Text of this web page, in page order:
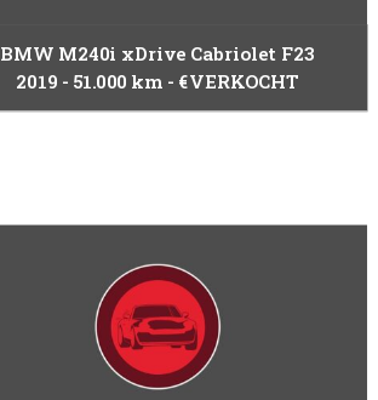
BMW M240i xDrive Cabriolet F23
2019
51.000 km €VERKOCHT